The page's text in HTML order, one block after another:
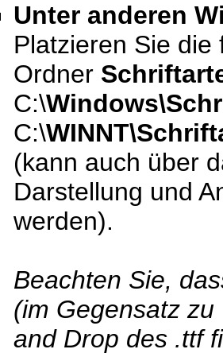
Unter anderen
Platzieren Sie
Ordner
C:\
C:\
(kann auch über
Darstellung und
werden).
Beachten Sie,
(im Gegensatz
and Drop des .ttf